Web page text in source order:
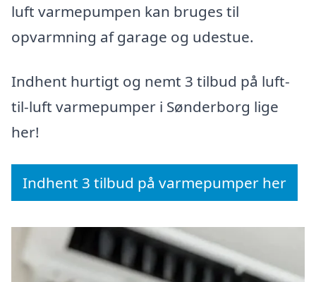
luft varmepumpen kan bruges til
opvarmning af garage og udestue.
Indhent hurtigt og nemt 3 tilbud på luft-
til-luft varmepumper i Sønderborg lige
her!
Indhent 3 tilbud på varmepumper her